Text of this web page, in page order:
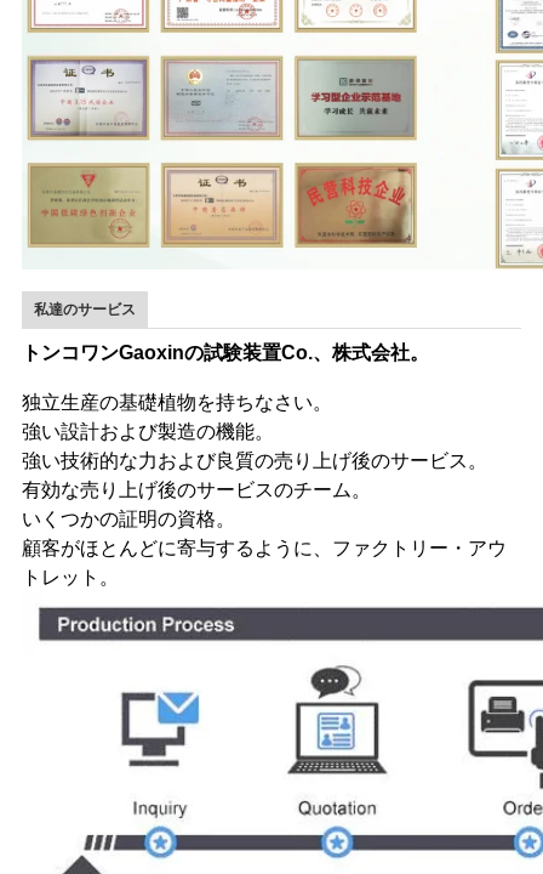
私達のサービス
トンコワンGaoxinの試験装置Co.、株式会社。
独立生産の基礎植物を持ちなさい。
強い設計および製造の機能。
強い技術的な力および良質の売り上げ後のサービス。
有効な売り上げ後のサービスのチーム。
いくつかの証明の資格。
顧客がほとんどに寄与するように、ファクトリー・アウ
トレット。